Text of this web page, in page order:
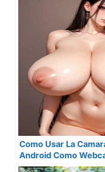
Como Usar La
Android Como
Windows